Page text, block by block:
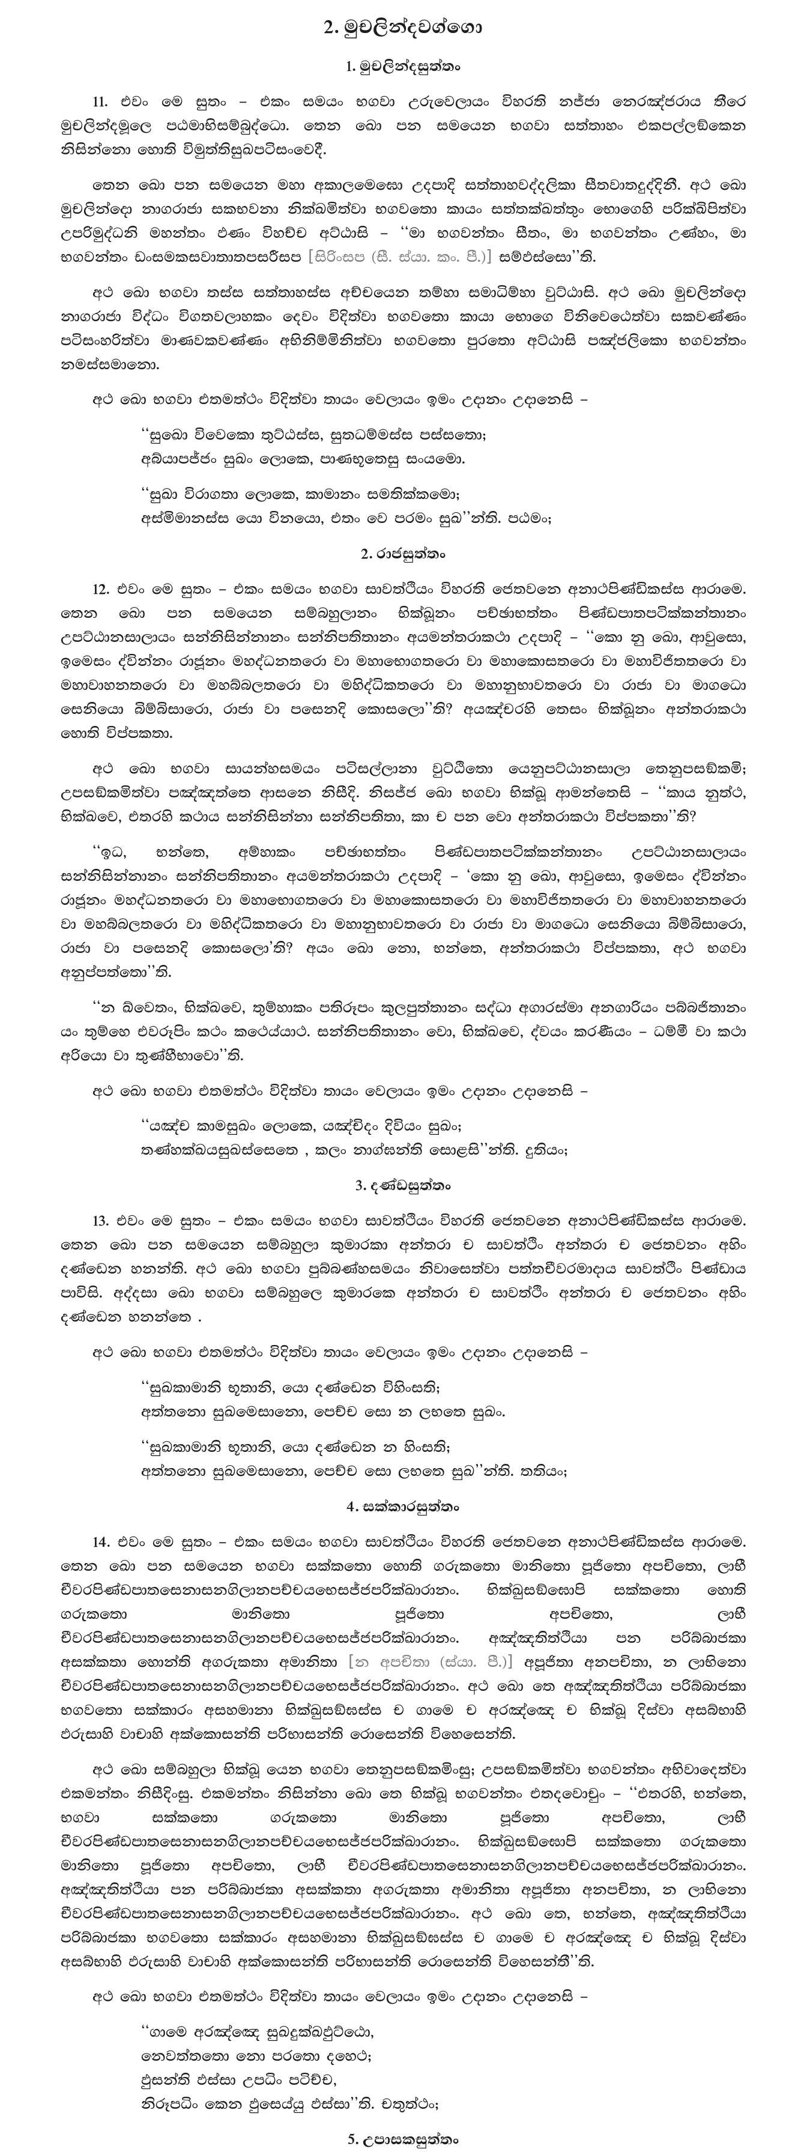
2. මුචලින්දවග්ගො
1. මුචලින්දසුත්තං
11. එවං මෙ සුතං – එකං සමයං භගවා උරුවෙලායං විහරති නජ්ජා නෙරඤ්ජරාය තීරෙ
මුචලින්දමූලෙ පඨමාභිසම්බුද්ධො. තෙන ඛො පන සමයෙන භගවා සත්තාහං එකපල්ලඞ්කෙන
නිසින්නො හොති විමුත්තිසුඛපටිසංවෙදී.
තෙන ඛො පන සමයෙන මහා අකාලමෙඝො උදපාදි සත්තාහවද්දලිකා සීතවාතදුද්දිනී. අථ ඛො
මුචලින්දො නාගරාජා සකභවනා නික්ඛමිත්වා භගවතො කායං සත්තක්ඛත්තුං භොගෙහි පරික්ඛිපිත්වා
උපරිමුද්ධනි මහන්තං ඵණං විහච්ච අට්ඨාසි – ‘‘මා භගවන්තං සීතං, මා භගවන්තං උණ්හං, මා
භගවන්තං ඩංසමකසවාතාතපසරීසප
[සිරිංසප (සී. ස්යා. කං. පී.)] සම්ඵස්සො’’ති.
අථ ඛො භගවා තස්ස සත්තාහස්ස අච්චයෙන තම්හා සමාධිම්හා වුට්ඨාසි. අථ ඛො මුචලින්දො
නාගරාජා විද්ධං විගතවලාහකං දෙවං විදිත්වා භගවතො කායා භොගෙ විනිවෙඨෙත්වා සකවණ්ණං
පටිසංහරිත්වා මාණවකවණ්ණං අභිනිම්මිනිත්වා භගවතො පුරතො අට්ඨාසි පඤ්ජලිකො භගවන්තං
නමස්සමානො.
අථ ඛො භගවා එතමත්ථං විදිත්වා තායං වෙලායං ඉමං උදානං උදානෙසි –
‘‘සුඛො විවෙකො තුට්ඨස්ස, සුතධම්මස්ස පස්සතො;
අබ්යාපජ්ජං සුඛං ලොකෙ, පාණභූතෙසු සංයමො.
‘‘සුඛා විරාගතා ලොකෙ, කාමානං සමතික්කමො;
අස්මිමානස්ස යො විනයො, එතං වෙ පරමං සුඛ’’න්ති. පඨමං;
2. රාජසුත්තං
12. එවං මෙ සුතං – එකං සමයං භගවා සාවත්ථියං විහරති ජෙතවනෙ අනාථපිණ්ඩිකස්ස ආරාමෙ.
තෙන ඛො පන සමයෙන සම්බහුලානං භික්ඛූනං පච්ඡාභත්තං පිණ්ඩපාතපටික්කන්තානං
උපට්ඨානසාලායං සන්නිසින්නානං සන්නිපතිතානං අයමන්තරාකථා උදපාදි – ‘‘කො නු ඛො, ආවුසො,
ඉමෙසං ද්වින්නං රාජූනං මහද්ධනතරො වා මහාභොගතරො වා මහාකොසතරො වා මහාවිජිතතරො වා
මහාවාහනතරො වාමහබ්බලතරො වා මහිද්ධිකතරො වා මහානුභාවතරො වා රාජා වා මාගධො
සෙනියො බිම්බිසාරො, රාජා වා පසෙනදි කොසලො’’ති? අයඤ්චරහි තෙසං භික්ඛූනං අන්තරාකථා
හොති විප්පකතා.
අථ ඛො භගවා සායන්හසමයං පටිසල්ලානා වුට්ඨිතො යෙනුපට්ඨානසාලා තෙනුපසඞ්කමි;
උපසඞ්කමිත්වා පඤ්ඤත්තෙ ආසනෙ නිසීදි. නිසජ්ජ ඛො භගවා භික්ඛූ ආමන්තෙසි – ‘‘කාය නුත්ථ,
භික්ඛවෙ, එතරහි කථාය සන්නිසින්නා සන්නිපතිතා, කා ච පන වො අන්තරාකථා විප්පකතා’’ති?
‘‘ඉධ, භන්තෙ, අම්හාකං පච්ඡාභත්තං පිණ්ඩපාතපටික්කන්තානං උපට්ඨානසාලායං
සන්නිසින්නානං සන්නිපතිතානං අයමන්තරාකථා උදපාදි – ‘කො නු ඛො, ආවුසො, ඉමෙසං ද්වින්නං
රාජූනං මහද්ධනතරො වා මහාභොගතරො වා මහාකොසතරො වා මහාවිජිතතරො වා මහාවාහනතරො
වා මහබ්බලතරො වා මහිද්ධිකතරො වා මහානුභාවතරො වා රාජා වා මාගධො සෙනියො බිම්බිසාරො,
රාජා වා පසෙනදි කොසලො’ති? අයං ඛො නො, භන්තෙ, අන්තරාකථා විප්පකතා, අථ භගවා
අනුප්පත්තො’’ති.
‘‘නඛ්වෙතං, භික්ඛවෙ, තුම්හාකං පතිරූපං කුලපුත්තානං සද්ධා අගාරස්මා අනගාරියං පබ්බජිතානං
යං තුම්හෙ එවරූපිං කථං කථෙය්යාථ. සන්නිපතිතානං වො, භික්ඛවෙ, ද්වයං කරණීයං – ධම්මී වා කථා
අරියො වා තුණ්හීභාවො’’ති.
අථ ඛො භගවා එතමත්ථං විදිත්වා තායං වෙලායං ඉමං උදානං උදානෙසි –
‘‘යඤ්ච කාමසුඛං ලොකෙ, යඤ්චිදං දිවියං සුඛං;
තණ්හක්ඛයසුඛස්සෙතෙ , කලං නාග්ඝන්ති සොළසි’’න්ති. දුතියං;
3. දණ්ඩසුත්තං
13. එවං මෙ සුතං – එකං සමයං භගවා සාවත්ථියං විහරති ජෙතවනෙ අනාථපිණ්ඩිකස්ස ආරාමෙ.
තෙන ඛො පන සමයෙන සම්බහුලා කුමාරකා අන්තරා ච සාවත්ථිං අන්තරා ච ජෙතවනං අහිං
දණ්ඩෙන හනන්ති. අථ ඛො භගවා පුබ්බණ්හසමයං නිවාසෙත්වා පත්තචීවරමාදාය සාවත්ථිං පිණ්ඩාය
පාවිසි. අද්දසා ඛො භගවා සම්බහුලෙ කුමාරකෙ අන්තරා ච සාවත්ථිං අන්තරා ච ජෙතවනං අහිං
දණ්ඩෙන හනන්තෙ .
අථ ඛො භගවා එතමත්ථං විදිත්වා තායං වෙලායං ඉමං උදානං උදානෙසි –
‘‘සුඛකාමානි භූතානි, යො දණ්ඩෙන විහිංසති;
අත්තනො සුඛමෙසානො, පෙච්ච සො න ලභතෙ සුඛං.
‘‘සුඛකාමානි භූතානි, යො දණ්ඩෙන න හිංසති;
අත්තනො සුඛමෙසානො, පෙච්ච සො ලභතෙ සුඛ’’න්ති. තතියං;
4. සක්කාරසුත්තං
14. එවං මෙ සුතං – එකං සමයං භගවා සාවත්ථියං විහරති ජෙතවනෙ අනාථපිණ්ඩිකස්ස ආරාමෙ.
තෙන ඛො පන සමයෙන භගවා සක්කතො හොති ගරුකතො මානිතො පූජිතො අපචිතො, ලාභී
චීවරපිණ්ඩපාතසෙනාසනගිලානපච්චයභෙසජ්ජපරික්ඛාරානං. භික්ඛුසඞ්ඝොපි සක්කතො හොති
ගරුකතො මානිතො පූජිතො අපචිතො, ලාභී
චීවරපිණ්ඩපාතසෙනාසනගිලානපච්චයභෙසජ්ජපරික්ඛාරානං. අඤ්ඤතිත්ථියා පන පරිබ්බාජකා
අසක්කතා හොන්ති අගරුකතා අමානිතා
[න අපචිතා (ස්යා. පී.)] අපූජිතා අනපචිතා, න ලාභිනො
චීවරපිණ්ඩපාතසෙනාසනගිලානපච්චයභෙසජ්ජපරික්ඛාරානං. අථ ඛො තෙ අඤ්ඤතිත්ථියා පරිබ්බාජකා
භගවතො සක්කාරං අසහමානා භික්ඛුසඞ්ඝස්ස ච ගාමෙ ච අරඤ්ඤෙ ච භික්ඛූ දිස්වා අසබ්භාහි
ඵරුසාහි වාචාහි අක්කොසන්ති පරිභාසන්ති රොසෙන්ති විහෙසෙන්ති.
අථ ඛො සම්බහුලා භික්ඛූ යෙන භගවා තෙනුපසඞ්කමිංසු; උපසඞ්කමිත්වා භගවන්තං අභිවාදෙත්වා
එකමන්තං නිසීදිංසු. එකමන්තං නිසින්නා ඛො තෙ භික්ඛූ භගවන්තං එතදවොචුං – ‘‘එතරහි, භන්තෙ,
භගවා සක්කතො ගරුකතො මානිතො පූජිතො අපචිතො, ලාභී
චීවරපිණ්ඩපාතසෙනාසනගිලානපච්චයභෙසජ්ජපරික්ඛාරානං. භික්ඛුසඞ්ඝොපි සක්කතො ගරුකතො
මානිතො පූජිතො අපචිතො, ලාභී චීවරපිණ්ඩපාතසෙනාසනගිලානපච්චයභෙසජ්ජපරික්ඛාරානං.
අඤ්ඤතිත්ථියා පන පරිබ්බාජකා අසක්කතා අගරුකතා අමානිතා අපූජිතා අනපචිතා, න ලාභිනො
චීවරපිණ්ඩපාතසෙනාසනගිලානපච්චයභෙසජ්ජපරික්ඛාරානං. අථ ඛො තෙ, භන්තෙ, අඤ්ඤතිත්ථියා
පරිබ්බාජකා භගවතො සක්කාරං අසහමානා භික්ඛුසඞ්ඝස්ස ච ගාමෙ ච අරඤ්ඤෙ ච භික්ඛූ දිස්වා
අසබ්භාහි ඵරුසාහි වාචාහි අක්කොසන්ති පරිභාසන්ති රොසෙන්ති විහෙසන්තී’’ති.
අථ ඛො භගවා එතමත්ථං විදිත්වා තායං වෙලායං ඉමං උදානං උදානෙසි –
‘‘ගාමෙ අරඤ්ඤෙ සුඛදුක්ඛඵුට්ඨො,
නෙවත්තතො නො පරතො දහෙථ;
ඵුසන්ති ඵස්සා උපධිං පටිච්ච,
නිරූපධිං කෙන ඵුසෙය්යු ඵස්සා’’ති. චතුත්ථං;
5. උපාසකසුත්තං